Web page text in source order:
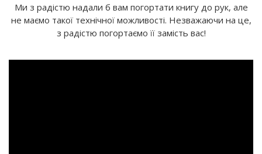
Ми з радістю надали б вам погортати книгу до рук, але
не маємо такої технічної можливості. Незважаючи на це,
з радістю погортаємо її замість вас!